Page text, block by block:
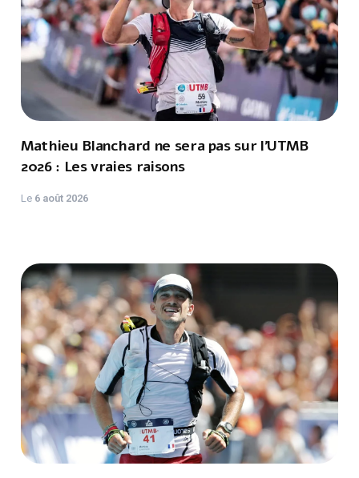
Mathieu Blanchard ne sera pas sur l'UTMB
2026 : Les vraies raisons
Le 6 août 2026